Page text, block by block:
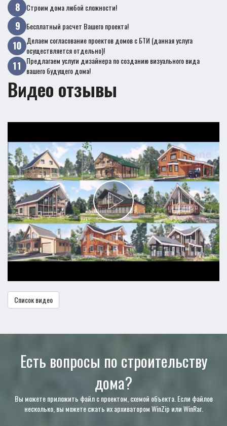
Строим дома любой сложности!
Бесплатный расчет Вашего проекта!
Делаем согласование проектов домов с БТИ (данная услуга
осуществляется отдельно)!
Предлагаем услуги дизайнера по созданию визуального вида
вашего будущего дома!
Видео отзывы
Список видео
Есть вопросы по строительству
дома?
Вы можете приложить файл с проектом, схемой объекта. Если файлов
несколько, вы можете сжать их архиватором WinZip или WinRar.